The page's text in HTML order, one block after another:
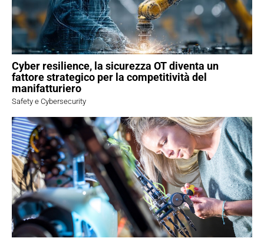
Cyber resilience, la sicurezza OT diventa un
fattore strategico per la competitività del
manifatturiero
Safety e Cybersecurity